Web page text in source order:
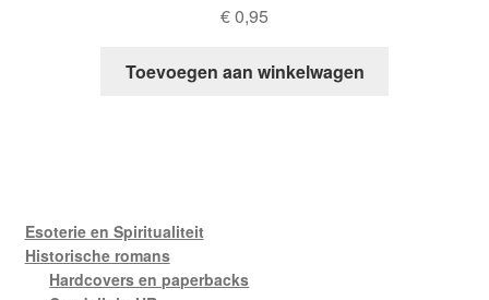
€0,95
Toevoegen aan winkelwagen
Esoterie en Spiritualiteit
Historische romans
Hardcovers en paperbacks